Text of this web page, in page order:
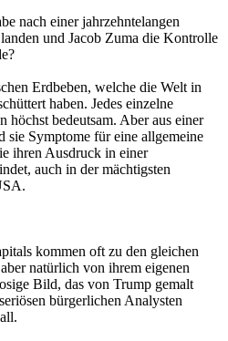
nach einer jahrzehntelangen
und Jacob Zuma die Kontrolle
Erdbeben, welche die Welt in
haben. Jedes einzelne
höchst bedeutsam. Aber aus einer
sie Symptome für eine allgemeine
ihren Ausdruck in einer
auch in der mächtigsten
kommen oft zu den gleichen
natürlich von ihrem eigenen
Bild, das von Trump gemalt
bürgerlichen Analysten